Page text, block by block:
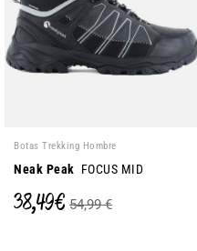
Botas Trekking Hombre
Neak Peak FOCUS MID
38,49 € 54,99 €